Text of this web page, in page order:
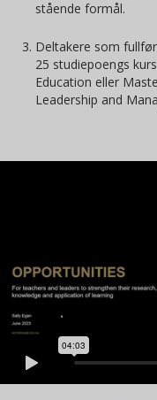
stående formål.
Deltakere som
25 studiepoengs
Education eller
Leadership and